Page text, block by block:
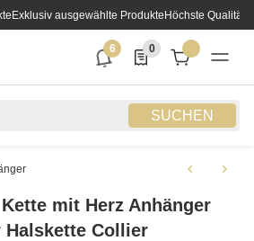
Exklusiv ausgewählte ProdukteHöchste Qualität
SUCHEN
6
6 neue Notifizierungen
0
0 Produkte in der
mit Herz Anhänger
Collier